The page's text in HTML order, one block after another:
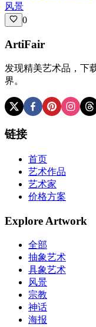
风景
0
ArtiFair
发现精美艺术品，下
界。
链接
首页
艺术作品
艺术家
价格方案
Explore Artwork
全部
抽象艺术
具象艺术
风景
宗教
神话
海报